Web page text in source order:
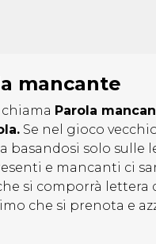
mancante
Parola
Se nel gioco
basandosi solo sulle
e mancanti ci
si comporrà lettera
che si prenota e